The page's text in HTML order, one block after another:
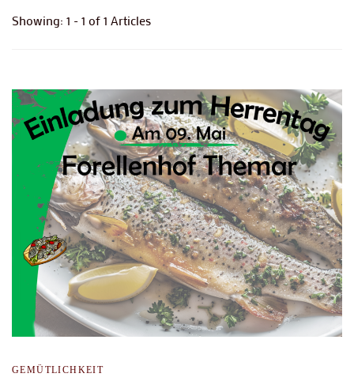
Showing: 1 - 1 of 1 Articles
GEMÜTLICHKEIT